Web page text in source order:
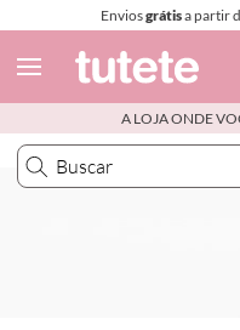
Enviosgrátisa partir
Espanhol
Italiano
A LOJA ONDE